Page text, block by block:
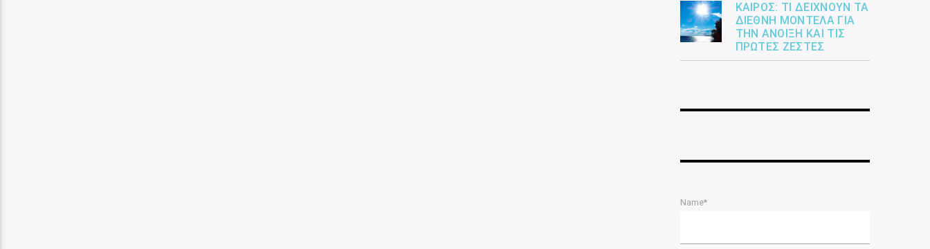
ΚΑΙΡΌΣ: ΤΙ ΔΕΊΧΝΟΥΝ ΤΑ
ΔΙΕΘΝΉ ΜΟΝΤΈΛΑ ΓΙΑ
ΤΗΝ ΆΝΟΙΞΗ ΚΑΙ ΤΙΣ
ΠΡΏΤΕΣ ΖΈΣΤΕΣ
Name*